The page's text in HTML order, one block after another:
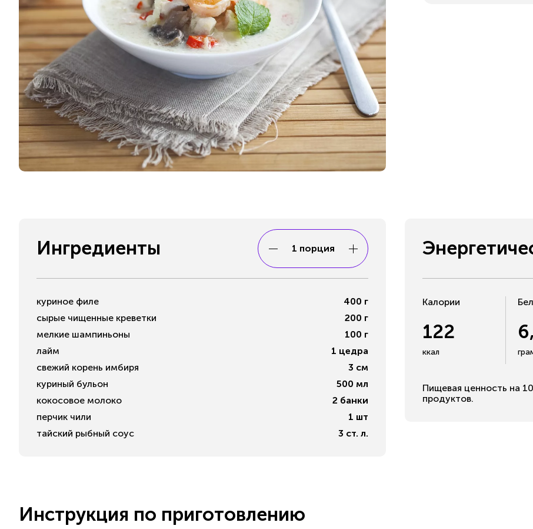
Ингредиенты 1 порция
куриное филе 400 г
сырые чищенные креветки
200 г
мелкие шампиньоны
100 г
лайм
1 цедра
свежий корень имбиря
3 см
куриный бульон
500 мл
кокосовое молоко
2 банки
перчик чили
1 шт
тайский рыбный соус
3 ст. л.
Калории
122
ккал
Пищевая ценность на
продуктов.
Инструкция по приготовлению